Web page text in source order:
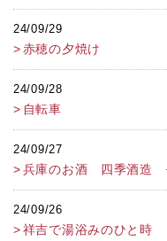
24/09/29
赤穂の夕焼け
24/09/28
自転車
24/09/27
兵庫のお酒 四季酒造
24/09/26
祥吉で湯浴みのひと時